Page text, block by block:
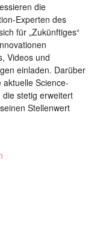
die
Experten des
für „Zukünftiges“
Videos und
einladen. Darüber
Science-
stetig erweitert
Stellenwert